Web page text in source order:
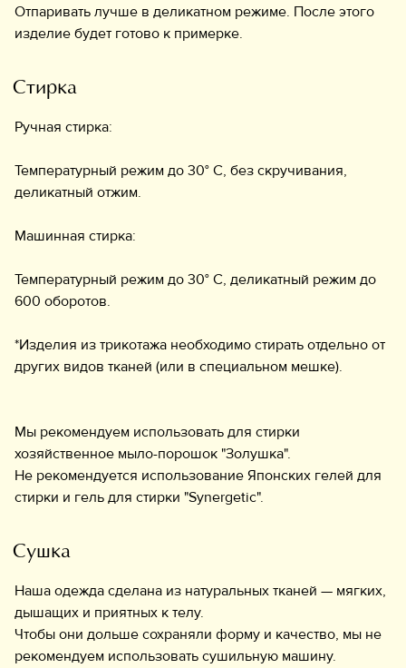
Отпаривать лучше в деликатном режиме. После этого
изделие будет готово к примерке.
Стирка
Ручная стирка:
Температурный режим до 30° C, без скручивания,
деликатный отжим.
Машинная стирка:
Температурный режим до 30° C, деликатный режим до
600 оборотов.
*Изделия из трикотажа необходимо стирать отдельно от
других видов тканей (или в специальном мешке).
Мы рекомендуем использовать для стирки
хозяйственное мыло-порошок "Золушка".
Не рекомендуется использование Японских гелей для
стирки и гель для стирки "Synergetic".
Сушка
Наша одежда сделана из натуральных тканей — мягких,
дышащих и приятных к телу.
Чтобы они дольше сохраняли форму и качество, мы не
рекомендуем использовать сушильную машину.